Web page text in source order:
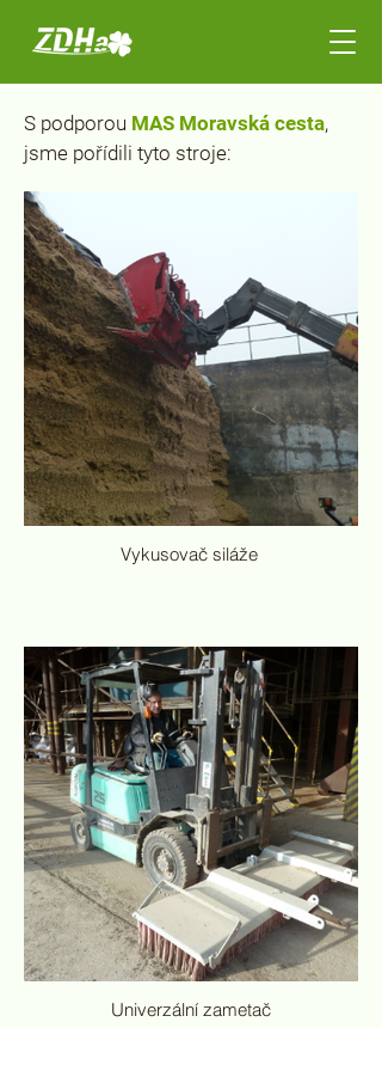
S podporou MAS Moravská cesta,
jsme pořídili tyto stroje:
Vykusovač siláže
Univerzální zametač